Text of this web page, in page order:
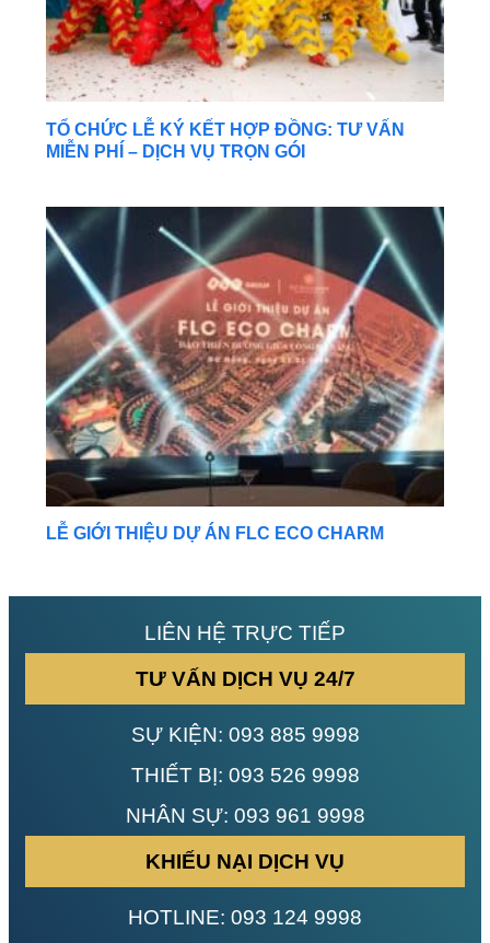
TỔ CHỨC LỄ KÝ KẾT HỢP ĐỒNG: TƯ VẤN
MIỄN PHÍ – DỊCH VỤ TRỌN GÓI
LỄ GIỚI THIỆU DỰ ÁN FLC ECO CHARM
LIÊN HỆ TRỰC TIẾP
TƯ VẤN DỊCH VỤ 24/7
SỰ KIỆN: 093 885 9998
THIẾT BỊ: 093 526 9998
NHÂN SỰ: 093 961 9998
KHIẾU NẠI DỊCH VỤ
HOTLINE: 093 124 9998